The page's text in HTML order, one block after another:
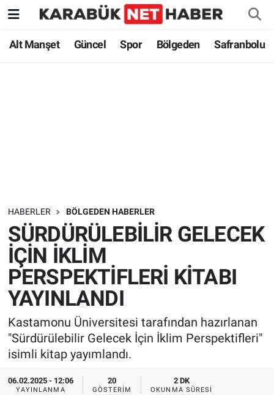
Alt Manşet Güncel Spor Bölgeden Safranbolu
HABERLER BÖLGEDEN HABERLER
SÜRDÜRÜLEBİLİR GELECEK
İÇİN İKLİM
PERSPEKTİFLERİ KİTABI
YAYINLANDI
Kastamonu Üniversitesi tarafından hazırlanan
"Sürdürülebilir Gelecek İçin İklim Perspektifleri"
isimli kitap yayımlandı.
06.02.2025 - 12:06
YAYINLANMA
20
GÖSTERIM
2 DK
OKUNMA SÜRESI